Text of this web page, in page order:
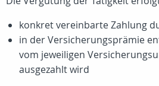
konkret vereinbarte Zahlung
in der Versicherungsprämie
vom jeweiligen
ausgezahlt wird